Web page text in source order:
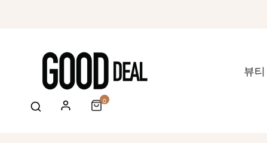
뷰티
0